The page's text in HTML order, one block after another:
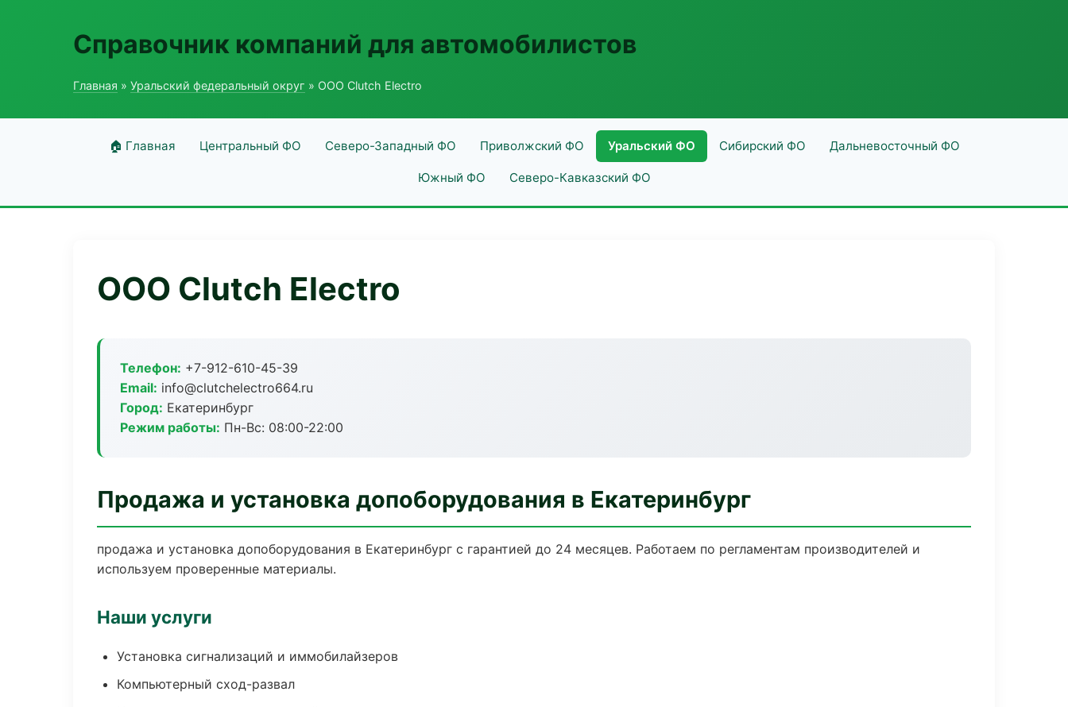
Справочник компаний для автомобилистов
Главная » Уральский федеральный округ » ООО Clutch Electro
🏠 Главная Центральный ФО Северо-Западный ФО Приволжский ФО Уральский ФО Сибирский ФО Дальневосточный ФО
Южный ФО Северо-Кавказский ФО
ООО Clutch Electro
Телефон: +7-912-610-45-39
Email: info@clutchelectro664.ru
Город: Екатеринбург
Режим работы: Пн-Вс: 08:00-22:00
Продажа и установка допоборудования в Екатеринбург
продажа и установка допоборудования в Екатеринбург с гарантией до 24 месяцев. Работаем по регламентам производителей и
используем проверенные материалы.
Наши услуги
Установка сигнализаций и иммобилайзеров
Компьютерный сход-развал